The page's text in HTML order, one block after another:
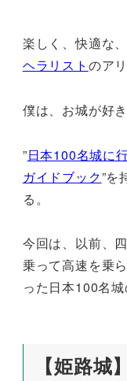
楽しく、快適な
ヘラリスト のア
僕は、お城が好き
”日本100名城に
ガイドブック”を
る。
今回は、以前、
乗って高速を乗
った日本100名城
【姫路城